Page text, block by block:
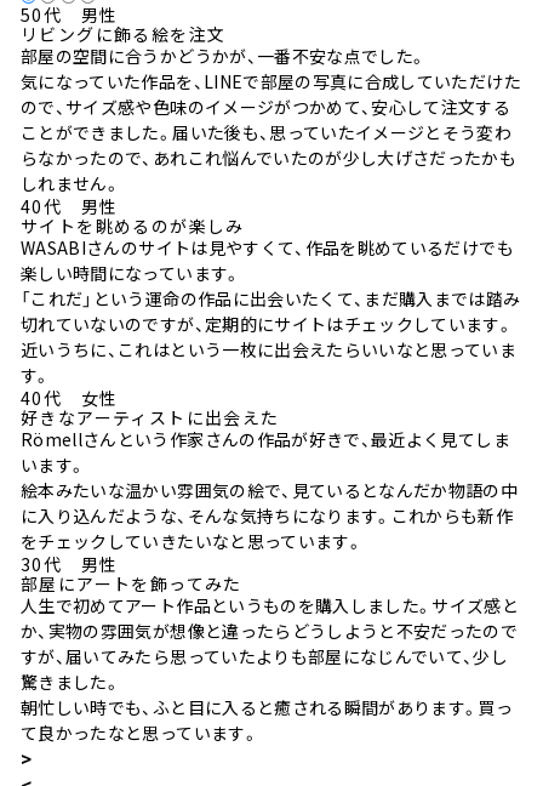
50代 男性
リビングに飾る絵を注文
部屋の空間に合うかどうかが、一番不安な点でした。
気になっていた作品を、LINEで部屋の写真に合成していただけた
ので、サイズ感や色味のイメージがつかめて、安心して注文する
ことができました。届いた後も、思っていたイメージとそう変わ
らなかったので、あれこれ悩んでいたのが少し大げさだったかも
しれません。
40代 男性
サイトを眺めるのが楽しみ
WASABIさんのサイトは見やすくて、作品を眺めているだけでも
楽しい時間になっています。
「これだ」という運命の作品に出会いたくて、まだ購入までは踏み
切れていないのですが、定期的にサイトはチェックしています。
近いうちに、これはという一枚に出会えたらいいなと思っていま
す。
40代 女性
好きなアーティストに出会えた
Römellさんという作家さんの作品が好きで、最近よく見てしま
います。
絵本みたいな温かい雰囲気の絵で、見ているとなんだか物語の中
に入り込んだような、そんな気持ちになります。これからも新作
をチェックしていきたいなと思っています。
30代 男性
部屋にアートを飾ってみた
人生で初めてアート作品というものを購入しました。サイズ感と
か、実物の雰囲気が想像と違ったらどうしようと不安だったので
すが、届いてみたら思っていたよりも部屋になじんでいて、少し
驚きました。
朝忙しい時でも、ふと目に入ると癒される瞬間があります。買っ
て良かったなと思っています。
>